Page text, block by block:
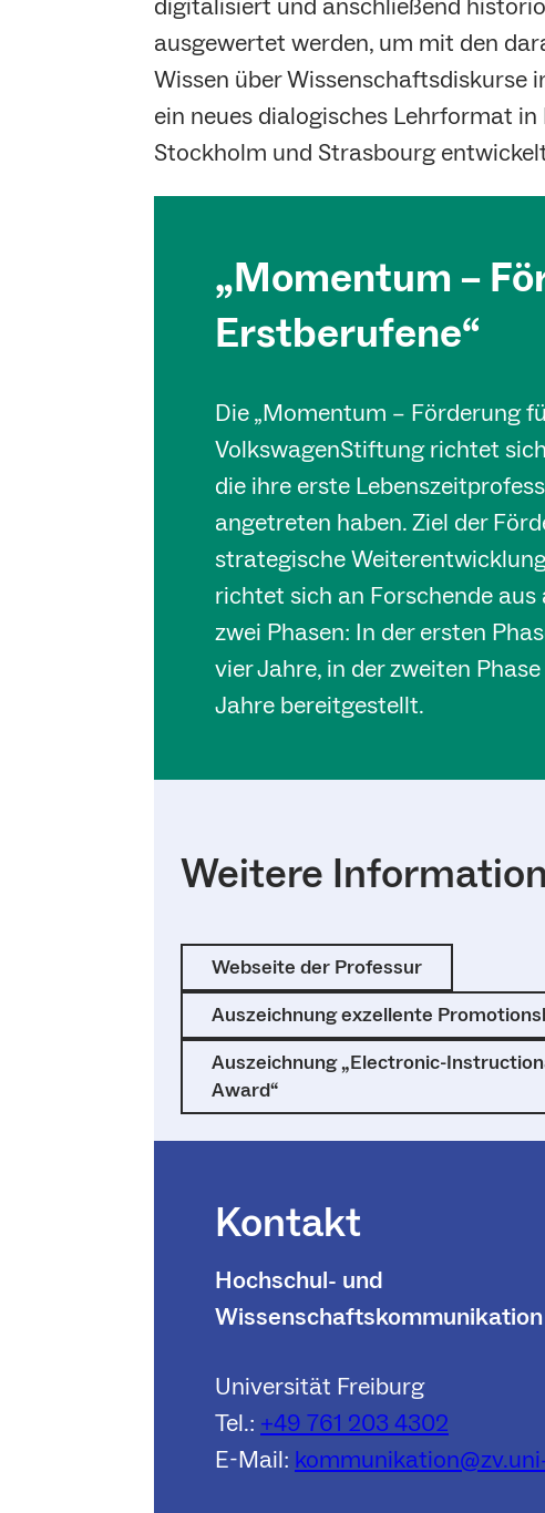
digitalisiert und anschließend
ausgewertet werden, um mit den
Wissen über Wissenschaftsdiskurse
ein neues dialogisches Lehrformat
Stockholm und Strasbourg
„Momentum –
Erstberufene“
Die „Momentum – Förderung
VolkswagenStiftung richtet
die ihre erste
angetreten haben. Ziel der
strategische
richtet sich an Forschende
zwei Phasen: In der ersten
vier Jahre, in der zweiten
Jahre bereitgestellt.
Weitere
Webseite der Professur
Auszeichnung exzellente
Auszeichnung „Electronic-
Award“
Kontakt
Hochschul- und
Wissenschaftskommunikation
Universität Freiburg
Tel.: +49 761 203 4302
E-Mail: